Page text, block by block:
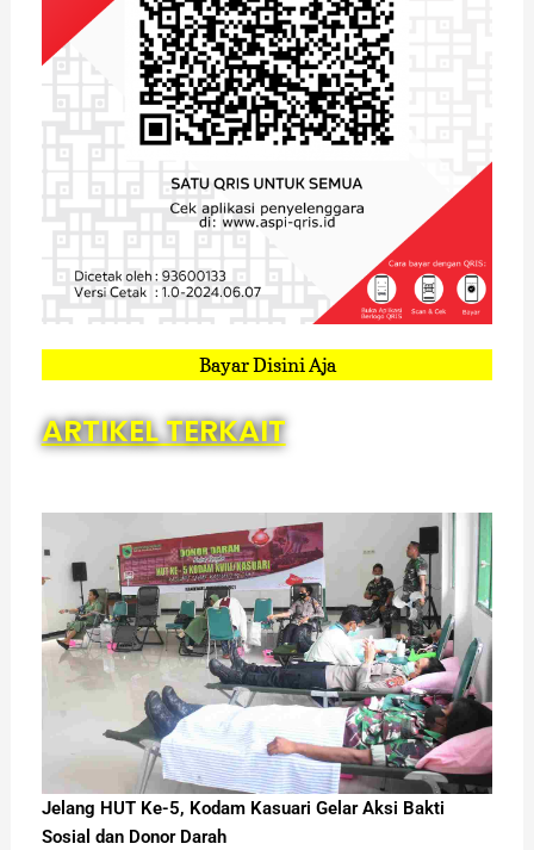
Bayar Disini Aja
ARTIKEL TERKAIT
Jelang HUT Ke-5, Kodam Kasuari Gelar Aksi Bakti
Sosial dan Donor Darah